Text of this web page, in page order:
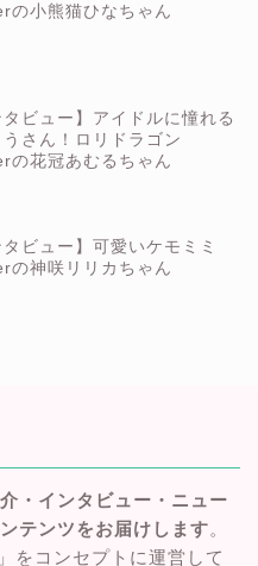
の小熊猫ひなちゃん
タビュー】アイドルに憧れる
うさん！ロリドラゴン
の花冠あむるちゃん
タビュー】可愛いケモミミ
の神咲リリカちゃん
・インタビュー・ニュー
テンツをお届けします。
をコンセプトに運営して